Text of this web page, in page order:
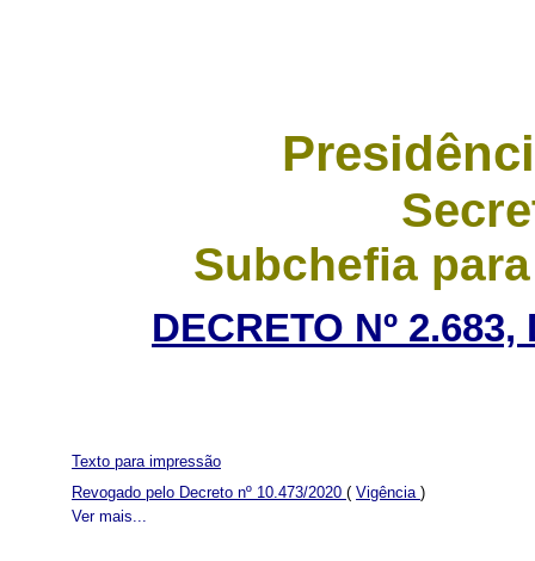
Subchefia
DECRETO Nº
Ver mais...
Texto para impressão
Revogado pelo Decreto nº 10.473/2020 ( Vigência )